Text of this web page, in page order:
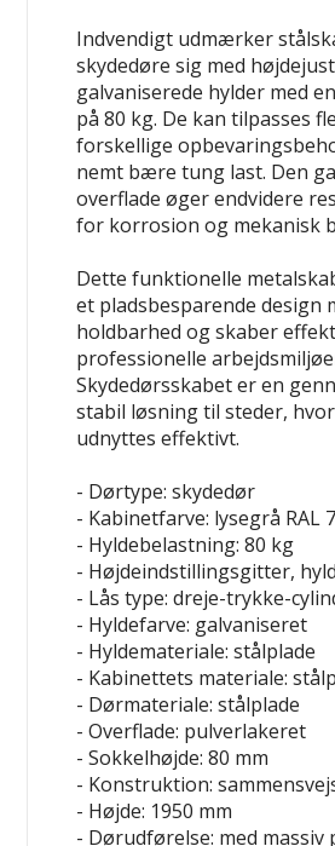
Indvendigt udmærker
skydedøre sig med
galvaniserede hylder med
på 80 kg. De kan tilpasses
forskellige
nemt bære tung last. Den
overflade øger endvidere
for korrosion og mekanisk
Dette funktionelle
et pladsbesparende design
holdbarhed og skaber
professionelle
Skydedørsskabet er en
stabil løsning til steder,
udnyttes effektivt.
- Dørtype: skydedør
- Kabinetfarve: lysegrå RAL
- Hyldebelastning: 80 kg
- Højdeindstillingsgitter,
- Lås type: dreje-trykke-
- Hyldefarve: galvaniseret
- Hyldemateriale: stålplade
- Kabinettets materiale:
- Dørmateriale: stålplade
- Overflade: pulverlakeret
- Sokkelhøjde: 80 mm
- Konstruktion:
- Højde: 1950 mm
- Dørudførelse: med massiv